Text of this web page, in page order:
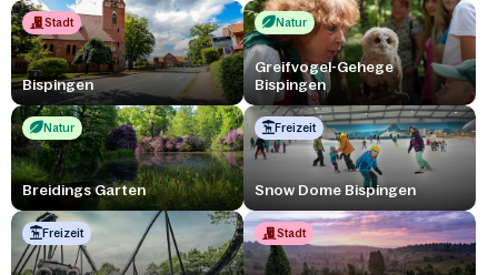
Stadt
Bispingen
Natur
Greifvogel-Gehege
Bispingen
Natur
Breidings Garten
Freizeit
Snow Dome Bispingen
Freizeit Stadt